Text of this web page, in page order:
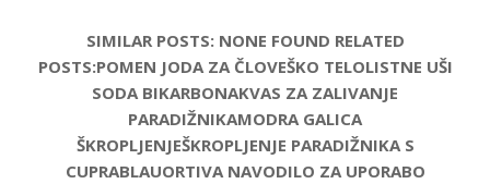
SIMILAR POSTS: NONE FOUND RELATED
POSTS:POMEN JODA ZA ČLOVEŠKO TELOLISTNE UŠI
SODA BIKARBONAKVAS ZA ZALIVANJE
PARADIŽNIKAMODRA GALICA
ŠKROPLJENJEŠKROPLJENJE PARADIŽNIKA S
CUPRABLAUORTIVA NAVODILO ZA UPORABO